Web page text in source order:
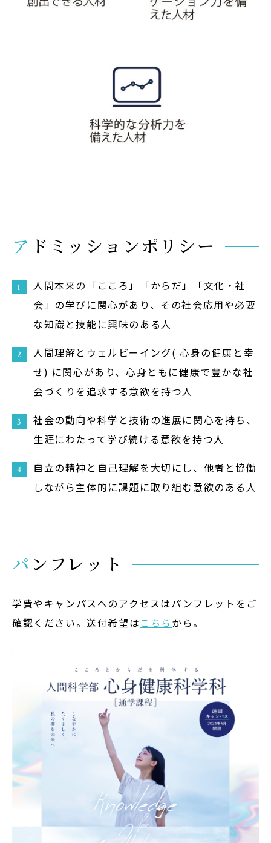
アドミッションポリシー
人間本来の「こころ」「からだ」「文化・社
会」の学びに関心があり、その社会応用や必要
な知識と技能に興味のある人
人間理解とウェルビーイング( 心身の健康と幸
せ) に関心があり、心身ともに健康で豊かな社
会づくりを追求する意欲を持つ人
社会の動向や科学と技術の進展に関心を持ち、
生涯にわたって学び続ける意欲を持つ人
自立の精神と自己理解を大切にし、他者と協働
しながら主体的に課題に取り組む意欲のある人
パンフレット
学費やキャンパスへのアクセスはパンフレットをご
確認ください。送付希望は こちら から。